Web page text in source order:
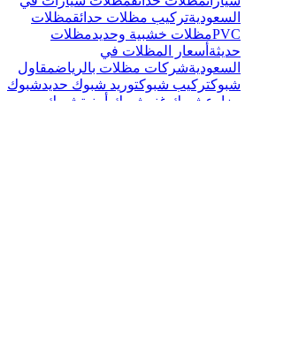
السعوديةتركيب مظلات حدائقمظلات
PVCمظلات خشبية وحديدمظلات
حديثة أسعار المظلات في
السعوديةشركات مظلات بالرياضمقاول
شبوكتركيب شبوكتوريد شبوك حديدشبوك
مزارع شبوك غنم شبوك أمنية شبوك